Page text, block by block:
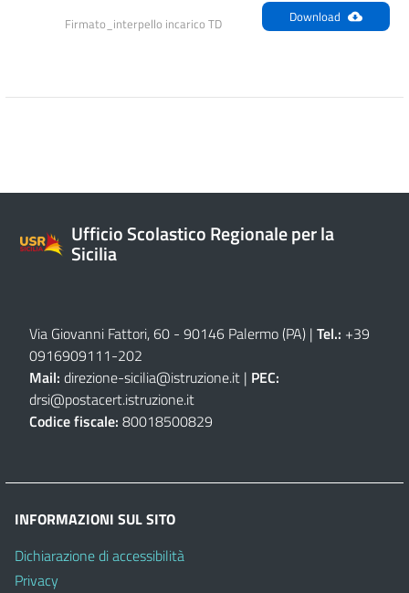
Firmato_interpello incarico TD Download
Ufficio Scolastico Regionale per la
Sicilia
Via Giovanni Fattori, 60 - 90146 Palermo (PA) | Tel.: +39
0916909111-202
Mail: direzione-sicilia@istruzione.it | PEC:
drsi@postacert.istruzione.it
Codice fiscale: 80018500829
INFORMAZIONI SUL SITO
Dichiarazione di accessibilità
Privacy